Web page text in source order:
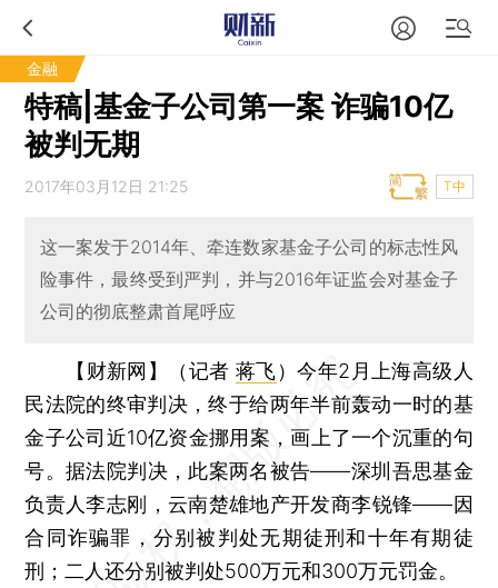
金融
特稿|基金子公司第一案 诈骗10亿
被判无期
2017年03月12日 21:25 T中
这一案发于2014年、牵连数家基金子公司的标志性风
险事件，最终受到严判，并与2016年证监会对基金子
公司的彻底整肃首尾呼应
【财新网】（记者蒋飞）今年2月上海高级人
民法院的终审判决，终于给两年半前轰动一时的基
金子公司近10亿资金挪用案，画上了一个沉重的句
号。据法院判决，此案两名被告——深圳吾思基金
负责人李志刚，云南楚雄地产开发商李锐锋——因
合同诈骗罪，分别被判处无期徒刑和十年有期徒
刑；二人还分别被判处500万元和300万元罚金。